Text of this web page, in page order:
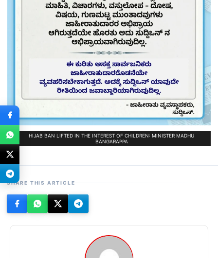
HIJAB BAN LIFTED IN THE INTEREST OF CHILDREN: MINISTER MADHU
BANGARAPPA
SHARE THIS ARTICLE